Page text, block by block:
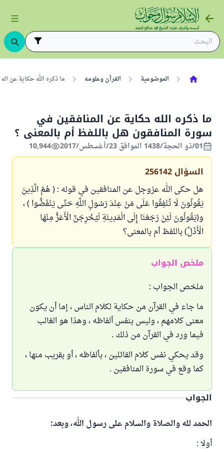
الموضوعية القرآن وعلومه ما ذكره الله حكاية عن
ما ذكره الله حكاية عن المنافقين في
سورة المنافقون هل باللفظ أم بالمعنى ؟
01/ذو الحجة/1438 الموافق 23/أغسطس/2017 10,944
السؤال 256142
هل حكى الله عزوجل عن المنافقين في قوله : ( هُمُ الَّذِينَ
يَقُولُونَ لَا تُنْفِقُوا عَلَى مَنْ عِنْدَ رَسُولِ اللَّهِ حَتَّى يَنْفَضُّوا ) ،
و(يَقُولُونَ لَئِنْ رَجَعْنَا إِلَى الْمَدِينَةِ لَيُخْرِجَنَّ الْأَعَزُّ مِنْهَا
الْأَذَلَّ) باللفظ أم بالمعنى؟
ملخص الجواب
ملخص الجواب :
ما جاء في القرآن من حكاية لكلام الناس ، إما أن يكون
معنى كلامهم ، وليس بنفس ألفاظه ، وهذا هو الغالب
فيما ورد في القرآن من ذلك .
وقد يحكي نفس كلام القائلين ، بألفاظه ، أو بقريب منها ،
كما وقع في سورة المنافقين .
الجواب
الحمد لله والصلاة والسلام على رسول الله، وبعد:
أولا :